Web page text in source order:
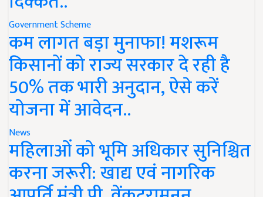
Government Scheme
कम लागत बड़ा मुनाफा! मशरूम
किसानों को राज्य सरकार दे रही है
50% तक भारी अनुदान, ऐसे करें
योजना में आवेदन..
News
महिलाओं को भूमि अधिकार सुनिश्चित
करना जरूरी: खाद्य एवं नागरिक